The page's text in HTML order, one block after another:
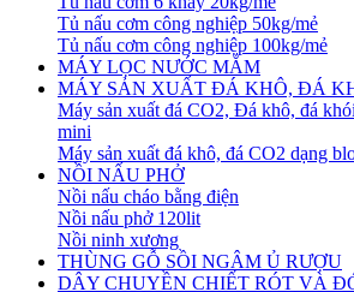
Tủ nấu cơm công nghiệp 50kg/mẻ
Tủ nấu cơm công nghiệp 100kg/mẻ
MÁY LỌC NƯỚC MẮM
MÁY SẢN XUẤT ĐÁ KHÔ, ĐÁ
Máy sản xuất đá CO2, Đá khô, đá khói
mini
Máy sản xuất đá khô, đá CO2 dạng
NỒI NẤU PHỞ
Nồi nấu cháo bằng điện
Nồi nấu phở 120lit
Nồi ninh xương
THÙNG GỖ SỒI NGÂM Ủ RƯỢU
DÂY CHUYỀN CHIẾT RÓT VÀ